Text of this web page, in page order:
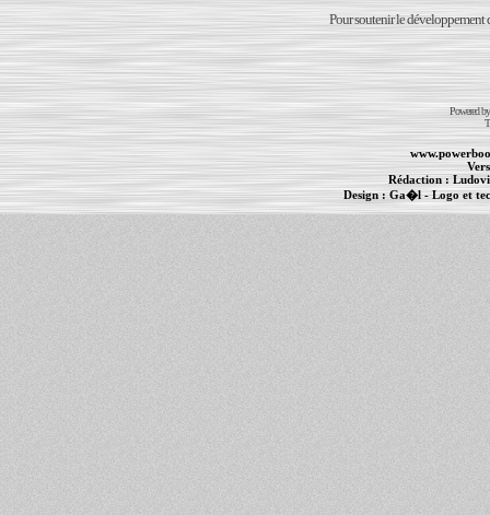
Pour soutenir le développement
Powered
Rédaction :
Design :Ga�l- Logo et
PowerBook